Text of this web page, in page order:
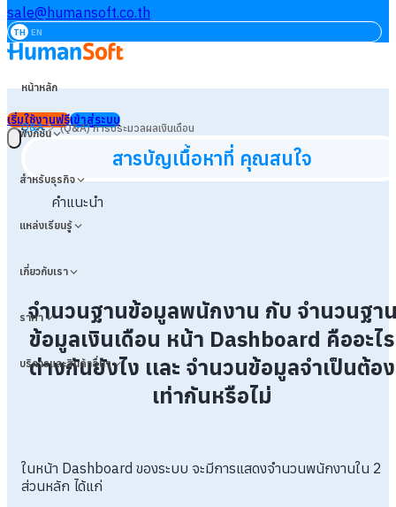
sale@humansoft.co.th
TH EN
หน้าหลัก
ฟังก์ชัน
สำหรับธุรกิจ
แหล่งเรียนรู้
เกี่ยวกับเรา
ราคา
บริการและสินค้าอื่นๆ
เริ่มใช้งานฟรีเข้าสู่ระบบ
Q&A>(Q&A) การประมวลผลเงินเดือน
สารบัญเนื้อหาที่ คุณสนใจ
คำแนะนำ
จำนวนฐานข้อมูลพนักงาน กับ จำนวนฐา
ข้อมูลเงินเดือน หน้า Dashboard คืออะไร
ต่างกันยังไง เเละ จำนวนข้อมูลจำเป็นต้อง
เท่ากันหรือไม่
ในหน้า Dashboard ของระบบ จะมีการแสดงจำนวนพนักงานใน 2
ส่วนหลัก ได้แก่